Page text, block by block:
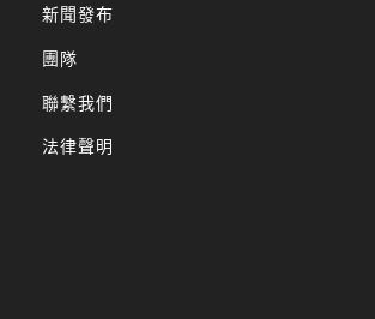
新聞發布
團隊
聯繫我們
法律聲明